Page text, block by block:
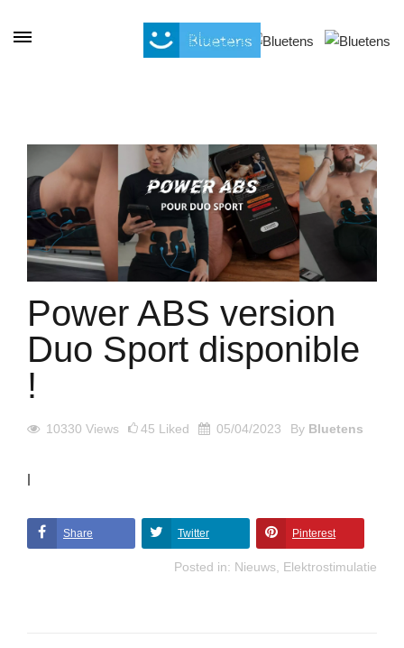
Power ABS version
Duo Sport disponible
!
10330 Views 45 Liked 05/04/2023 By Bluetens
l
Share Twitter Pinterest
Posted in: Nieuws Elektrostimulatie